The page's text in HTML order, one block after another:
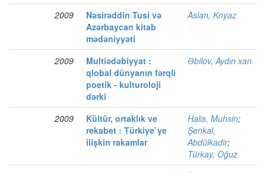
2009
Nəsirəddin Tusi və
Azərbaycan kitab
mədəniyyəti
Aslan, Knyaz
2009
Multiədəbiyyat :
qlobal dünyanın fərqli
poetik - kulturoloji
dərki
Əbilov, Aydın xan
2009
Kültür, ortaklık ve
rekabet : Türkiye`ye
ilişkin rakamlar
Halis, Muhsin;
Şenkal,
Abdülkadir;
Türkay, Oğuz